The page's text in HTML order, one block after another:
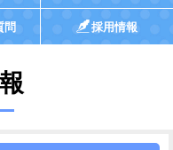
問 採用情報